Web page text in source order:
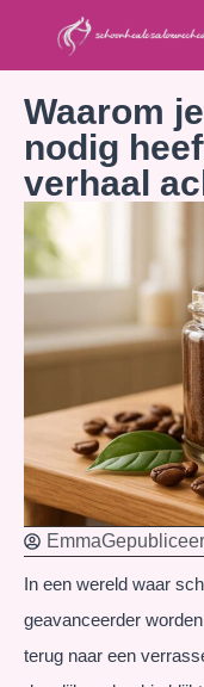
Waarom
nodig
verhaal
Emma
In een wereld waar
geavanceerder
terug naar een